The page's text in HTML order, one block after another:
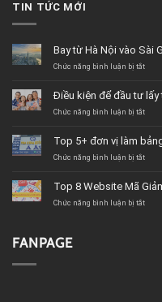
TIN TỨC MỚI
Bay từ Hà Nội vào Sài
Chức năng bình luận bị tắtở
Hà
Nội
Gòn
mất
Điều kiện để đầu tư lấy
Chức năng bình luận bị tắtở
để
đầu
thẻ
xanh
Top 5+ đơn vị làm
Chức năng bình luận bị tắtở
đơn
vị
Top 8 Website Mã
Chức năng bình luận bị tắtở
FANPAGE